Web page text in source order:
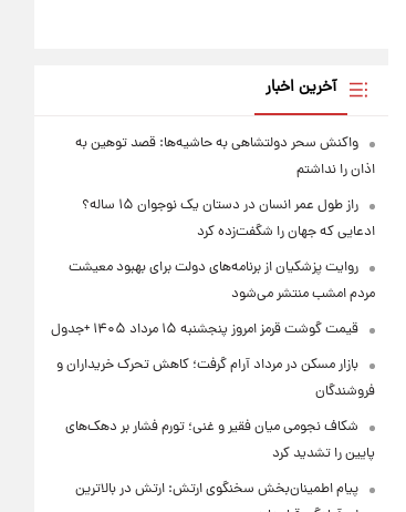
آخرین اخبار
واکنش سحر دولتشاهی به حاشیه‌ها: قصد توهین به
اذان را نداشتم
راز طول عمر انسان در دستان یک نوجوان ۱۵ ساله؟
ادعایی که جهان را شگفت‌زده کرد
روایت پزشکیان از برنامه‌های دولت برای بهبود معیشت
مردم امشب منتشر می‌شود
قیمت گوشت قرمز امروز پنجشنبه ۱۵ مرداد ۱۴۰۵ +جدول
بازار مسکن در مرداد آرام گرفت؛ کاهش تحرک خریداران و
فروشندگان
شکاف نجومی میان فقیر و غنی؛ تورم فشار بر دهک‌های
پایین را تشدید کرد
پیام اطمینان‌بخش سخنگوی ارتش: ارتش در بالاترین